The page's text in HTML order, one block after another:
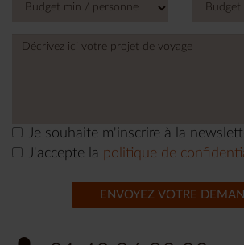
+1
Je souhaite m'inscrire à la
J'accepte la politique de
ENVOYEZ VOTRE